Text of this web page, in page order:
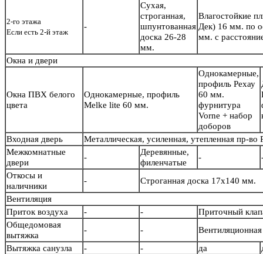
2-го этажа
Если есть 2-й этаж
-
Сухая,
строганная,
шпунтованная
доска 26-28
мм.
Влагостойкие
Дек) 16 мм. по
мм. с
Окна и двери
Окна ПВХ белого
цвета
Однокамерные, профиль
Melke lite 60 мм.
Однокамерные,
профиль Рехау
60 мм.
фурнитура
Vorne + набор
доборов
Входная дверь
Металлическая, усиленная, утепленная пр-во
Межкомнатные
двери
-
Деревянные,
филенчатые
-
Откосы и
наличники
-
Строганная доска 17х140 мм.
Вентиляция
Приток воздуха
- -
Приточный
Общедомовая
вытяжка
- -
Вытяжка санузла
- - да